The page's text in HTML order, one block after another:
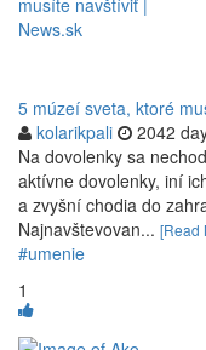
5 múzeí sveta, ktoré
kolarikpali
2042
Na dovolenky sa
aktívne dovolenky, iní
a zvyšní chodia do
Najnavštevovan... [Read
#umenie
1